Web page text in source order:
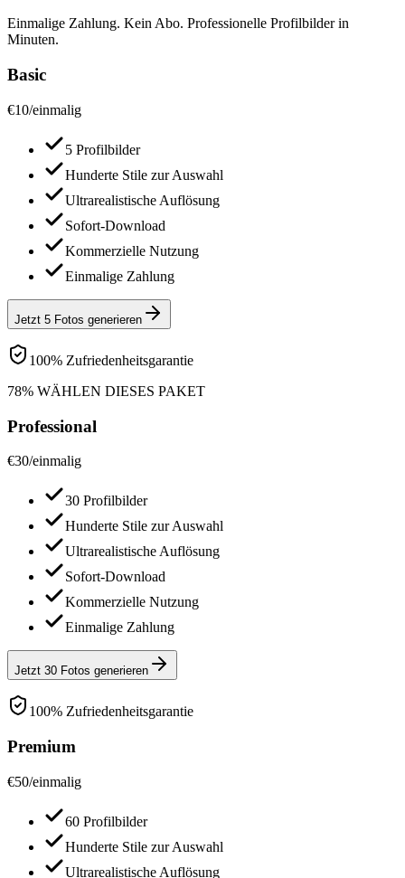
Einmalige Zahlung. Kein Abo. Professionelle Profilbilder in
Minuten.
Basic
€10/einmalig
5 Profilbilder
Hunderte Stile zur Auswahl
Ultrarealistische Auflösung
Sofort-Download
Kommerzielle Nutzung
Einmalige Zahlung
Jetzt 5 Fotos generieren
100% Zufriedenheitsgarantie
78% WÄHLEN DIESES PAKET
Professional
€30/einmalig
30 Profilbilder
Hunderte Stile zur Auswahl
Ultrarealistische Auflösung
Sofort-Download
Kommerzielle Nutzung
Einmalige Zahlung
Jetzt 30 Fotos generieren
100% Zufriedenheitsgarantie
Premium
€50/einmalig
60 Profilbilder
Hunderte Stile zur Auswahl
Ultrarealistische Auflösung